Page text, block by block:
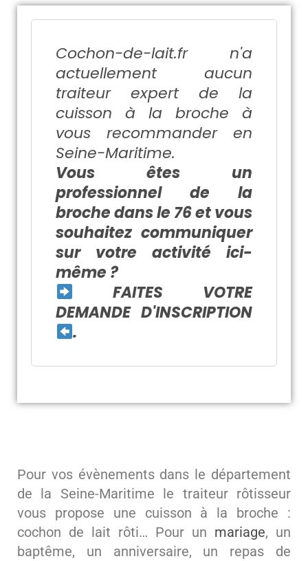
Cochon-de-lait.fr n'a
actuellement aucun
traiteur expert de la
cuisson à la broche à
vous recommander en
Seine-Maritime.
Vous êtes un
professionnel de la
broche dans le 76 et vous
souhaitez communiquer
sur votre activité ici-
même ?
FAITES VOTRE
DEMANDE D'INSCRIPTION
.
Pour vos évènements dans le département
de la Seine-Maritime le traiteur rôtisseur
vous propose une cuisson à la broche :
cochon de lait rôti… Pour un mariage, un
baptême, un anniversaire, un repas de